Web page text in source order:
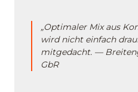
„Optimaler Mix aus
wird nicht einfach
mitgedacht. —
GbR